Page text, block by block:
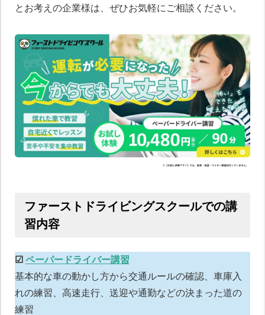
とお考えの企業様は、ぜひお気軽にご相談ください。
ファーストドライビングスクールでの講
習内容
☑︎ ペーパードライバー講習
基本的な車の動かし方から交通ルールの確認、車庫入
れの練習、高速走行、送迎や通勤などの決まった道の
練習